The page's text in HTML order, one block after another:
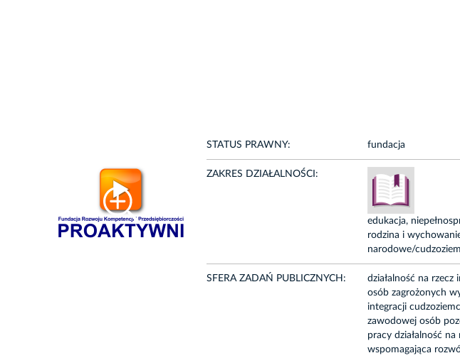
STATUS PRAWNY: fundacja
ZAKRES DZIAŁALNOŚCI:
edukacja,
rodzina i
narodowe/
SFERA ZADAŃ PUBLICZNYCH:
działalność na rzecz
osób zagrożonych
integracji
zawodowej osób
pracy działalność
wspomagająca